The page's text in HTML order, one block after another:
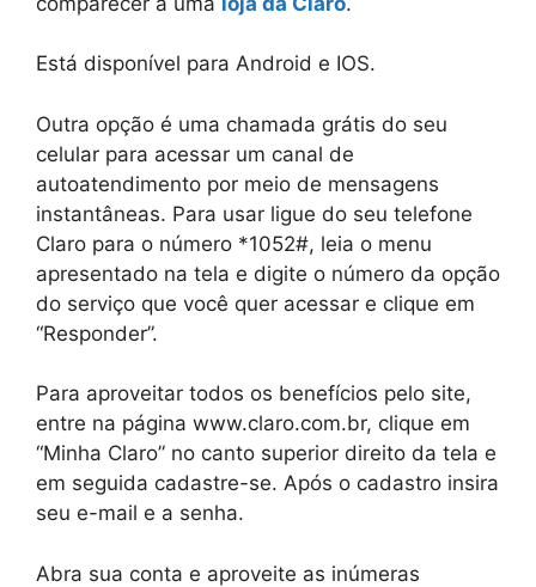
Está disponível para Android e IOS.
Outra opção é uma chamada grátis do seu
celular para acessar um canal de
autoatendimento por meio de mensagens
instantâneas. Para usar ligue do seu telefone
Claro para o número *1052#, leia o menu
apresentado na tela e digite o número da opção
do serviço que você quer acessar e clique em
“Responder”.
Para aproveitar todos os benefícios pelo site,
entre na página www.claro.com.br, clique em
“Minha Claro” no canto superior direito da tela e
em seguida cadastre-se. Após o cadastro insira
seu e-mail e a senha.
Abra sua conta e aproveite as inúmeras